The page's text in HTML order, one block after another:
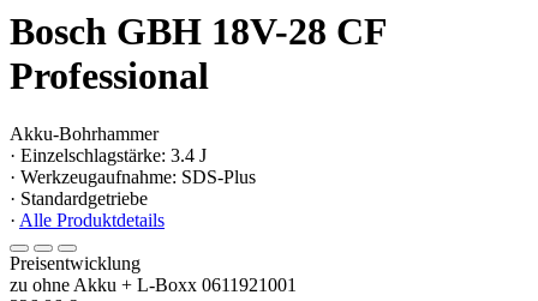
Bosch GBH 18V-28 CF
Professional
Akku-Bohrhammer
· Einzelschlagstärke: 3.4 J
· Werkzeugaufnahme: SDS-Plus
· Standardgetriebe
· Alle Produktdetails
Preisentwicklung
zu ohne Akku + L-Boxx 0611921001